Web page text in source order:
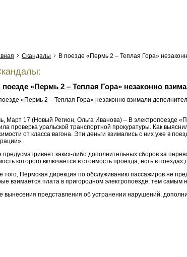
Скандалы В поезде «Пермь 2 – Теплая Гора»
поезде «Пермь 2 – Теплая Гора» незаконно
Март 17 (Новый Регион, Ольга Иванова) – В электропоезде
проверка уральской транспортной прокуратуры. Как
от класса вагона. Эти деньги взимались с них уже в
предусматривает каких-либо дополнительных сборов за
которого включается в стоимость проезда, есть в
того, Пермская дирекция по обслуживанию пассажиров не
взимается плата в пригородном электропоезде, тем
вынесения представления об устранении нарушений,